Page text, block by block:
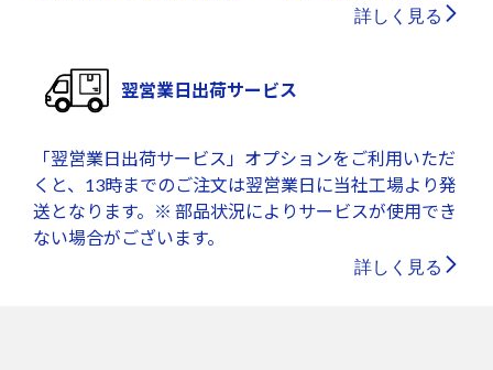
詳しく見る
翌営業日出荷サービス
「翌営業日出荷サービス」オプションをご利用いただ
くと、13時までのご注文は翌営業日に当社工場より発
送となります。※ 部品状況によりサービスが使用でき
ない場合がございます。
詳しく見る